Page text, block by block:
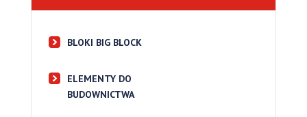
BLOKI BIG BLOCK
ELEMENTY DO
BUDOWNICTWA